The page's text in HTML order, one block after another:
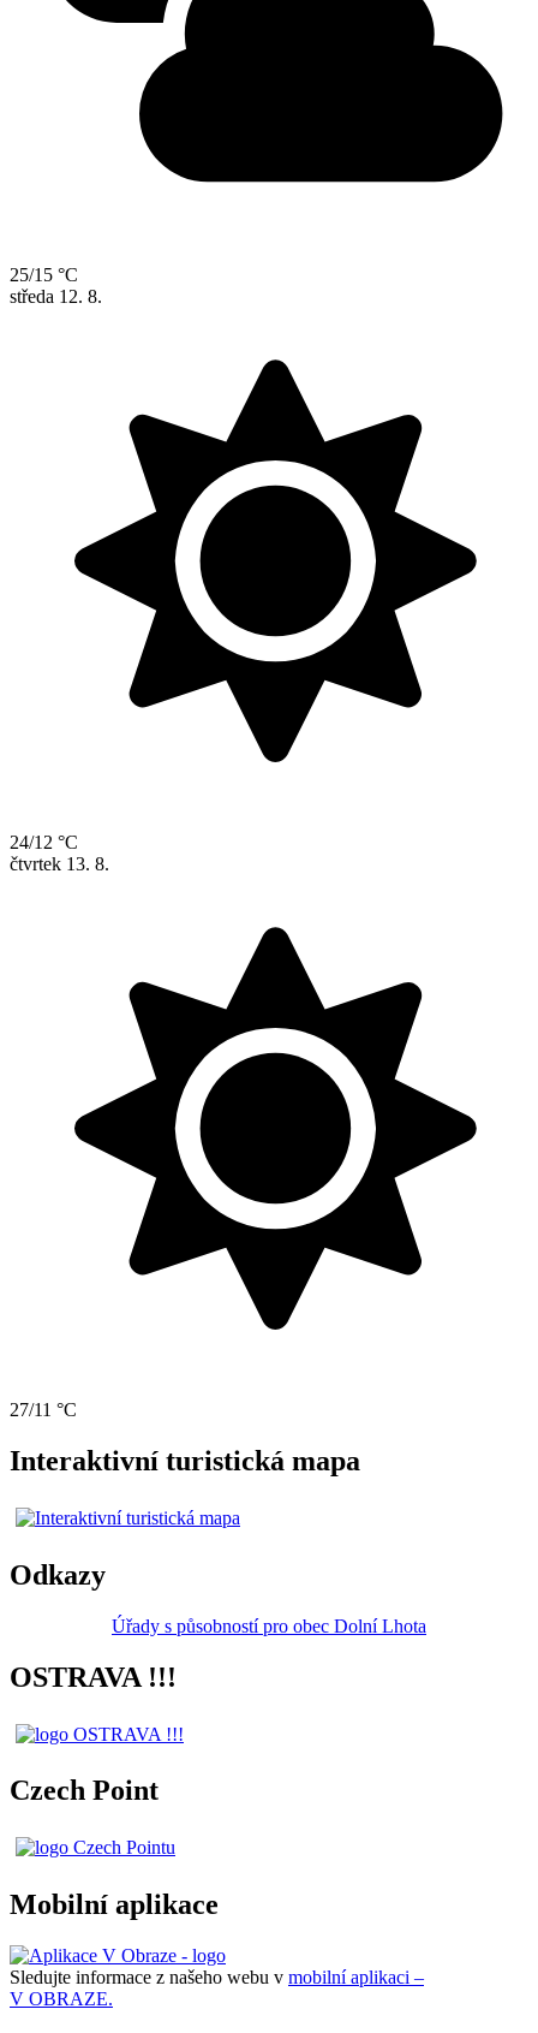
25/15 °C
středa 12. 8.
24/12 °C
čtvrtek 13. 8.
27/11 °C
Interaktivní turistická mapa
Odkazy
Úřady s působností pro obec Dolní Lhota
OSTRAVA !!!
Czech Point
Mobilní aplikace
Sledujte informace z našeho webu v mobilní aplikaci –
V OBRAZE.